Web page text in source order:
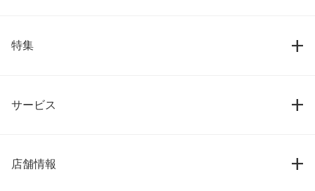
特集
サービス
店舗情報